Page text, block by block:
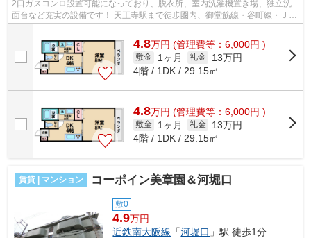
2口ガスコンロ設置可能になっており、脱衣所、室内洗濯機置き場、独立洗
面台など充実の設備です！ 天王寺駅まで徒歩圏内、御堂筋線・谷町線・ＪＲ
4.8万円 (管理費等：6,000円 )
敷金 1ヶ月 礼金
13万円
4階 / 1DK / 29.15㎡
4.8万円 (管理費等：6,000円 )
敷金 1ヶ月 礼金
13万円
4階 / 1DK / 29.15㎡
賃貸 | マンション コーポイン美章園＆河堀口
敷0
4.9万円
近鉄南大阪線 「河堀口 」駅 徒歩1分